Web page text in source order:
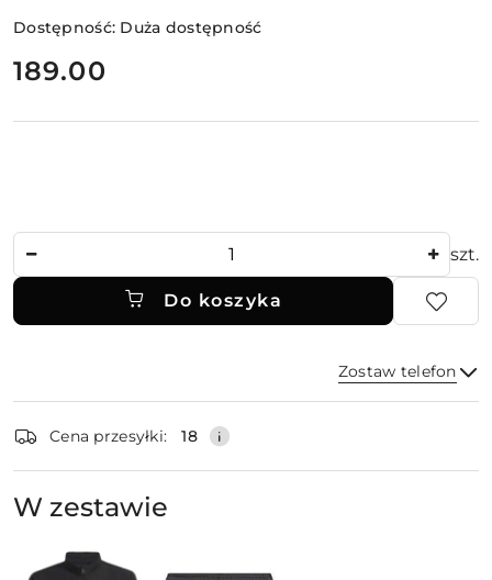
Dostępność: Duża dostępność
cena:
189.00
szt.
Do koszyka
Zostaw telefon
Wyślij
i
dostawa
Cena przesyłki: 18
W zestawie